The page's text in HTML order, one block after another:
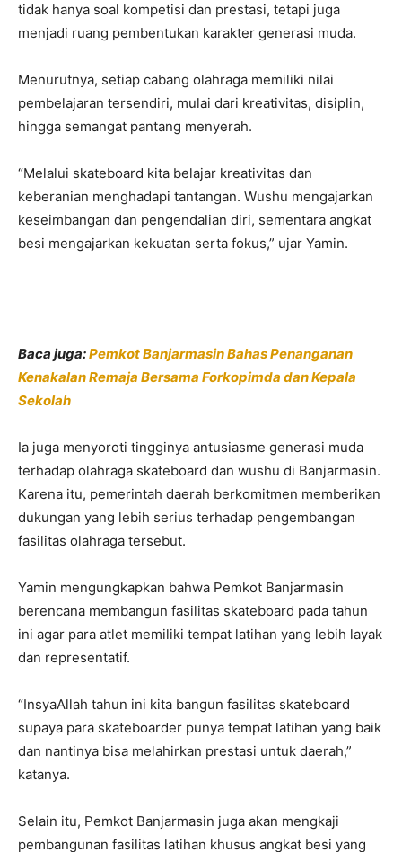
tidak hanya soal kompetisi dan prestasi, tetapi juga
menjadi ruang pembentukan karakter generasi muda.
Menurutnya, setiap cabang olahraga memiliki nilai
pembelajaran tersendiri, mulai dari kreativitas, disiplin,
hingga semangat pantang menyerah.
“Melalui skateboard kita belajar kreativitas dan
keberanian menghadapi tantangan. Wushu mengajarkan
keseimbangan dan pengendalian diri, sementara angkat
besi mengajarkan kekuatan serta fokus,” ujar Yamin.
Baca juga:Pemkot Banjarmasin Bahas Penanganan
Kenakalan Remaja Bersama Forkopimda dan Kepala
Sekolah
Ia juga menyoroti tingginya antusiasme generasi muda
terhadap olahraga skateboard dan wushu di Banjarmasin.
Karena itu, pemerintah daerah berkomitmen memberikan
dukungan yang lebih serius terhadap pengembangan
fasilitas olahraga tersebut.
Yamin mengungkapkan bahwa Pemkot Banjarmasin
berencana membangun fasilitas skateboard pada tahun
ini agar para atlet memiliki tempat latihan yang lebih layak
dan representatif.
“InsyaAllah tahun ini kita bangun fasilitas skateboard
supaya para skateboarder punya tempat latihan yang baik
dan nantinya bisa melahirkan prestasi untuk daerah,”
katanya.
Selain itu, Pemkot Banjarmasin juga akan mengkaji
pembangunan fasilitas latihan khusus angkat besi yang